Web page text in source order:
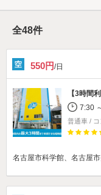
全48件
550円/日
【3時間
7:30
普通車 /
名古屋市科学館、名古屋